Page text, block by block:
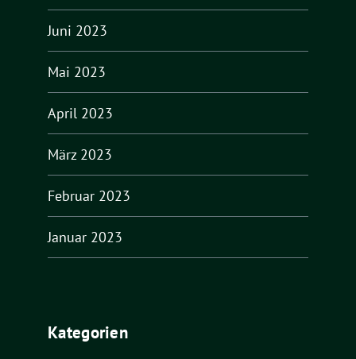
Juni 2023
Mai 2023
April 2023
März 2023
Februar 2023
Januar 2023
Kategorien